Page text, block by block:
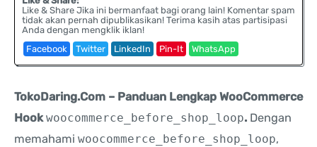
Like & Share Jika ini bermanfaat bagi orang lain! Komentar spam
tidak akan pernah dipublikasikan! Terima kasih atas partisipasi
Anda dengan mengklik iklan!
Facebook
Twitter LinkedIn Pin-It WhatsApp
TokoDaring.Com – Panduan Lengkap WooCommerce
Hookwoocommerce_before_shop_loop. Dengan
memahami woocommerce_before_shop_loop,